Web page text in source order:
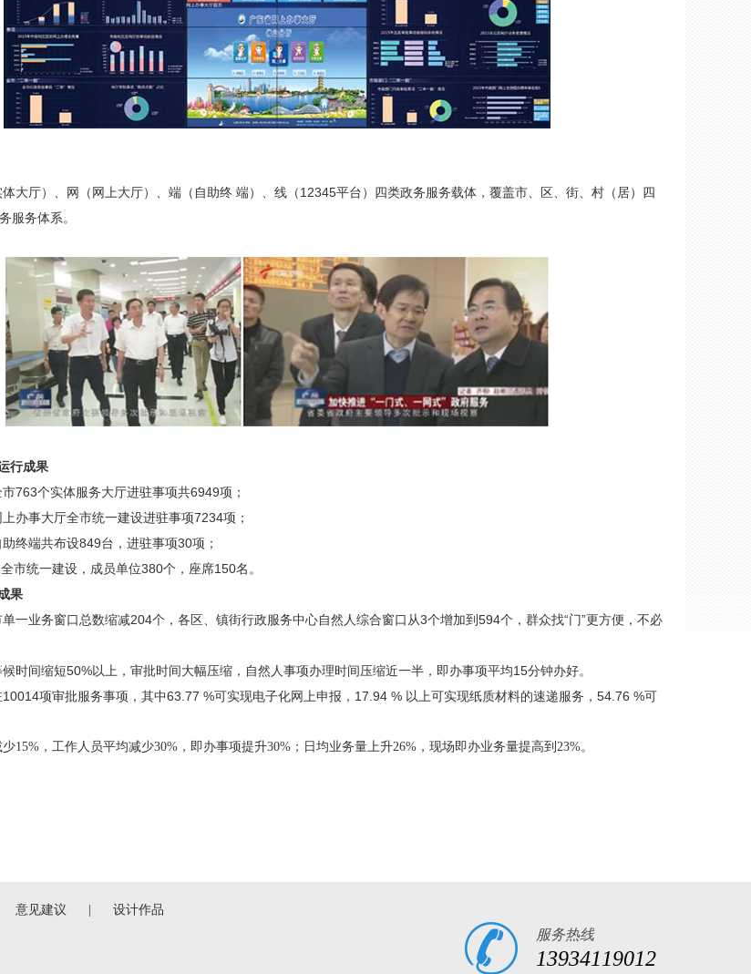
大厅）、网（网上大厅）、端（自助终 端）、线（12345平台）四类政务服务载体，覆盖市、区、街、村（居）四
服务体系。
行成果
763个实体服务大厅进驻事项共6949项；
办事大厅全市统一建设进驻事项7234项；
终端共布设849台，进驻事项30项；
市统一建设，成员单位380个，座席150名。
果
一业务窗口总数缩减204个，各区、镇街行政服务中心自然人综合窗口从3个增加到594个，群众找“门”更方便，不必
时间缩短50%以上，审批时间大幅压缩，自然人事项办理时间压缩近一半，即办事项平均15分钟办好。
项审批服务事项，其中63.77 %可实现电子化网上申报，17.94 % 以上可实现纸质材料的速递服务，54.76 %可
15%，工作人员平均减少30%，即办事项提升30%； 日均业务量上升26%，现场即办业务量提高到23%。
意见建议 设计作品
服务热线
13934119012